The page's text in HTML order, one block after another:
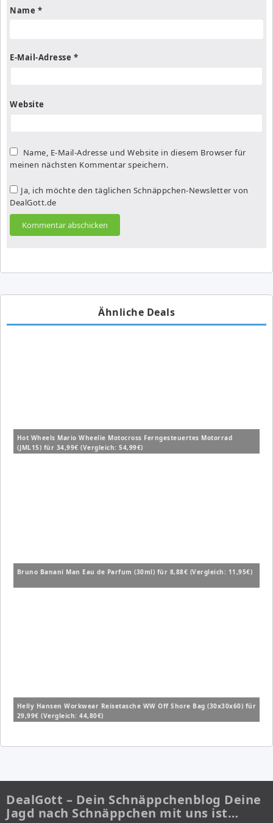
Name *
E-Mail-Adresse *
Website
Name, E-Mail-Adresse und Website in diesem Browser für
meinen nächsten Kommentar speichern.
Ja, ich möchte den täglichen Schnäppchen-Newsletter von
DealGott.de
Ähnliche Deals
Hot Wheels Mario Wheelie Motocross Ferngesteuertes Motorrad
(JML15) für 34,99€ (Vergleich: 54,99€)
Bruno Banani Man Eau de Parfum (30ml) für 8,88€ (Vergleich: 11,95€)
Helly Hansen Workwear Reisetasche WW Off Shore Bag (30x30x60) für
29,99€ (Vergleich: 44,80€)
DealGott – Dein Schnäppchenblog Deine
Jagd nach Schnäppchen mit uns ist…